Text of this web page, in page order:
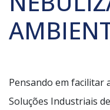
Pensando em facilitar
Soluções Industriais